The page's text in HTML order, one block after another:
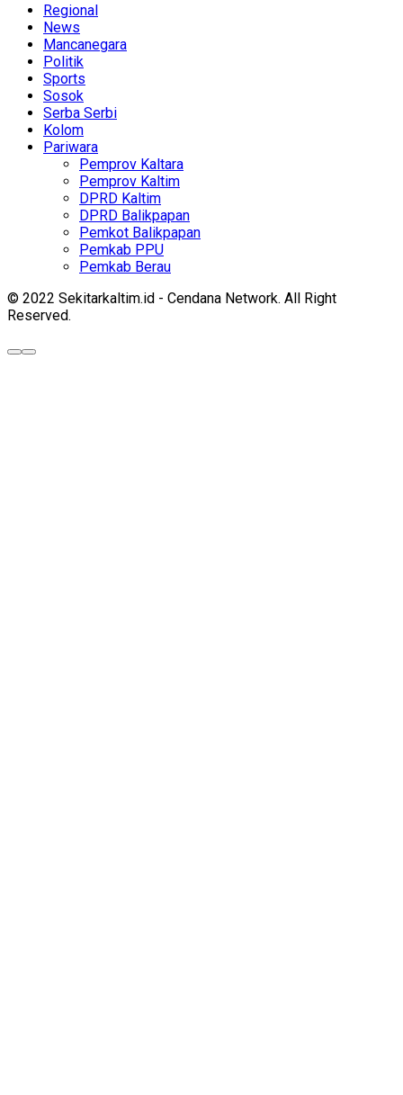
Regional
News
Mancanegara
Politik
Sports
Sosok
Serba Serbi
Kolom
Pariwara
Pemprov Kaltara
Pemprov Kaltim
DPRD Kaltim
DPRD Balikpapan
Pemkot Balikpapan
Pemkab PPU
Pemkab Berau
© 2022 Sekitarkaltim.id - Cendana Network. All Right
Reserved.